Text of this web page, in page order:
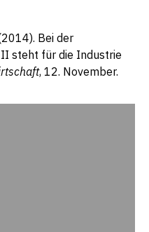
Bei der
steht für die Industrie
, 12. November.